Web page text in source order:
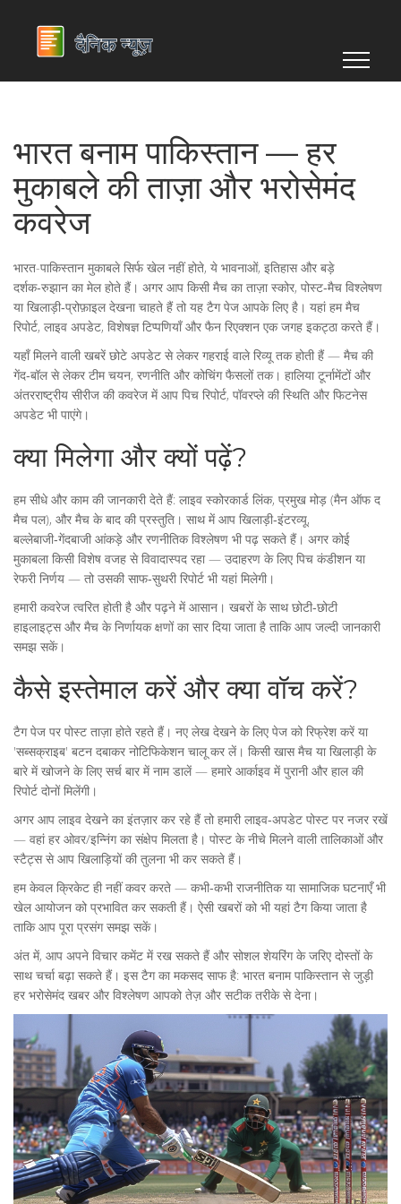
भारत बनाम पाकिस्तान — हर
मुकाबले की ताज़ा और भरोसेमंद
कवरेज
भारत-पाकिस्तान मुकाबले सिर्फ खेल नहीं होते, ये भावनाओं, इतिहास और बड़े
दर्शक‑रुझान का मेल होते हैं। अगर आप किसी मैच का ताज़ा स्कोर, पोस्ट‑मैच विश्लेषण
या खिलाड़ी‑प्रोफ़ाइल देखना चाहते हैं तो यह टैग पेज आपके लिए है। यहां हम मैच
रिपोर्ट, लाइव अपडेट, विशेषज्ञ टिप्पणियाँ और फैन रिएक्शन एक जगह इकट्ठा करते हैं।
यहाँ मिलने वाली खबरें छोटे अपडेट से लेकर गहराई वाले रिव्यू तक होती हैं — मैच की
गेंद‑बॉल से लेकर टीम चयन, रणनीति और कोचिंग फैसलों तक। हालिया टूर्नामेंटों और
अंतरराष्ट्रीय सीरीज की कवरेज में आप पिच रिपोर्ट, पॉवरप्ले की स्थिति और फिटनेस
अपडेट भी पाएंगे।
क्या मिलेगा और क्यों पढ़ें?
हम सीधे और काम की जानकारी देते हैं: लाइव स्कोरकार्ड लिंक, प्रमुख मोड़ (मैन ऑफ द
मैच पल), और मैच के बाद की प्रस्तुति। साथ में आप खिलाड़ी‑इंटरव्यू,
बल्लेबाजी‑गेंदबाजी आंकड़े और रणनीतिक विश्लेषण भी पढ़ सकते हैं। अगर कोई
मुकाबला किसी विशेष वजह से विवादास्पद रहा — उदाहरण के लिए पिच कंडीशन या
रेफरी निर्णय — तो उसकी साफ‑सुथरी रिपोर्ट भी यहां मिलेगी।
हमारी कवरेज त्वरित होती है और पढ़ने में आसान। खबरों के साथ छोटी‑छोटी
हाइलाइट्स और मैच के निर्णायक क्षणों का सार दिया जाता है ताकि आप जल्दी जानकारी
समझ सकें।
कैसे इस्तेमाल करें और क्या वॉच करें?
टैग पेज पर पोस्ट ताज़ा होते रहते हैं। नए लेख देखने के लिए पेज को रिफ्रेश करें या
'सब्सक्राइब' बटन दबाकर नोटिफिकेशन चालू कर लें। किसी खास मैच या खिलाड़ी के
बारे में खोजने के लिए सर्च बार में नाम डालें — हमारे आर्काइव में पुरानी और हाल की
रिपोर्ट दोनों मिलेंगी।
अगर आप लाइव देखने का इंतज़ार कर रहे हैं तो हमारी लाइव‑अपडेट पोस्ट पर नजर रखें
— वहां हर ओवर/इन्निंग का संक्षेप मिलता है। पोस्ट के नीचे मिलने वाली तालिकाओं और
स्टैट्स से आप खिलाड़ियों की तुलना भी कर सकते हैं।
हम केवल क्रिकेट ही नहीं कवर करते — कभी‑कभी राजनीतिक या सामाजिक घटनाएँ भी
खेल आयोजन को प्रभावित कर सकती हैं। ऐसी खबरों को भी यहां टैग किया जाता है
ताकि आप पूरा प्रसंग समझ सकें।
अंत में, आप अपने विचार कमेंट में रख सकते हैं और सोशल शेयरिंग के जरिए दोस्तों के
साथ चर्चा बढ़ा सकते हैं। इस टैग का मकसद साफ है: भारत बनाम पाकिस्तान से जुड़ी
हर भरोसेमंद खबर और विश्लेषण आपको तेज़ और सटीक तरीके से देना।